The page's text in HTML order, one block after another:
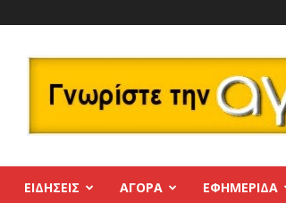
ΕΙΔΗΣΕΙΣ ΑΓΟΡΑ ΕΦΗΜΕΡΊΔΑ